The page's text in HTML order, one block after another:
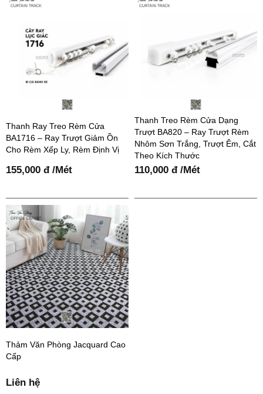
Thanh Ray Treo Rèm Cửa
BA1716 – Ray Trượt Giảm Ồn
Cho Rèm Xếp Ly, Rèm Định Vị
155,000 đ /Mét
Thanh Treo Rèm Cửa Dạng
Trượt BA820 – Ray Trượt Rèm
Nhôm Sơn Trắng, Trượt Êm, Cắt
Theo Kích Thước
110,000 đ /Mét
Thảm Văn Phòng Jacquard Cao
Cấp
Liên hệ